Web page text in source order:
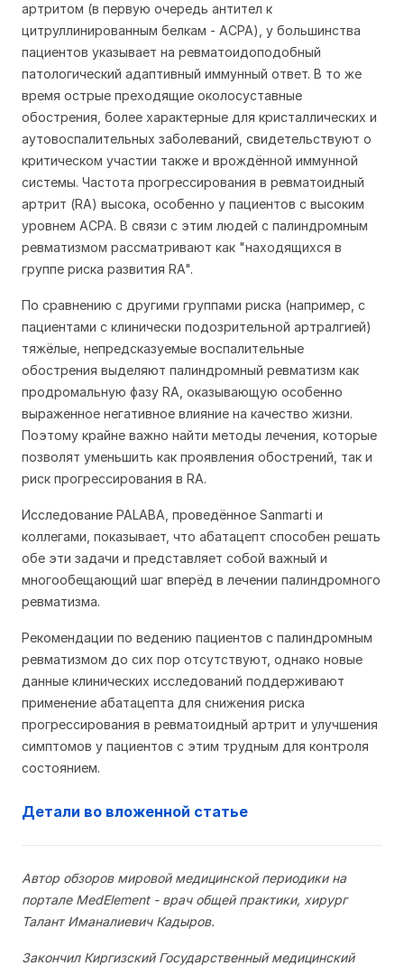
артритом (в первую очередь антител к
цитруллинированным белкам - ACPA), у большинства
пациентов указывает на ревматоидоподобный
патологический адаптивный иммунный ответ. В то же
время острые преходящие околосуставные
обострения, более характерные для кристаллических и
аутовоспалительных заболеваний, свидетельствуют о
критическом участии также и врождённой иммунной
системы. Частота прогрессирования в ревматоидный
артрит (RA) высока, особенно у пациентов с высоким
уровнем ACPA. В связи с этим людей с палиндромным
ревматизмом рассматривают как "находящихся в
группе риска развития RA".
По сравнению с другими группами риска (например, с
пациентами с клинически подозрительной артралгией)
тяжёлые, непредсказуемые воспалительные
обострения выделяют палиндромный ревматизм как
продромальную фазу RA, оказывающую особенно
выраженное негативное влияние на качество жизни.
Поэтому крайне важно найти методы лечения, которые
позволят уменьшить как проявления обострений, так и
риск прогрессирования в RA.
Исследование PALABA, проведённое Sanmarti и
коллегами, показывает, что абатацепт способен решать
обе эти задачи и представляет собой важный и
многообещающий шаг вперёд в лечении палиндромного
ревматизма.
Рекомендации по ведению пациентов с палиндромным
ревматизмом до сих пор отсутствуют, однако новые
данные клинических исследований поддерживают
применение абатацепта для снижения риска
прогрессирования в ревматоидный артрит и улучшения
симптомов у пациентов с этим трудным для контроля
состоянием.
Детали во вложенной статье
Автор обзоров мировой медицинской периодики на
портале MedElement - врач общей практики, хирург
Талант Иманалиевич Кадыров.
Закончил Киргизский Государственный медицинский